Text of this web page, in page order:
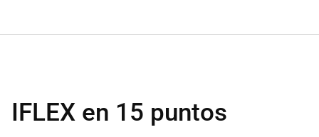
IFLEX en 15 puntos